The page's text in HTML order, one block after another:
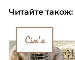
Читайте також:
Сім'я